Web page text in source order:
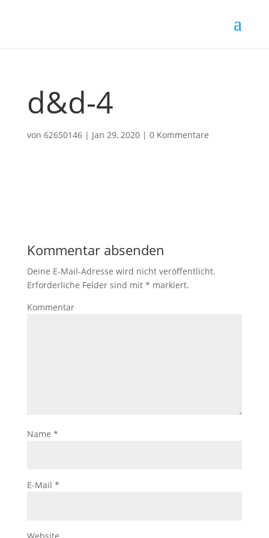
d&d-4
von 62650146| Jan 29, 2020| 0 Kommentare
Kommentar absenden
Deine E-Mail-Adresse wird nicht veröffentlicht.
Erforderliche Felder sind mit * markiert.
Kommentar
Name *
E-Mail *